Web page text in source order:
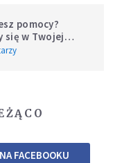
pomocy?
się w Twojej
FACEBOOKU